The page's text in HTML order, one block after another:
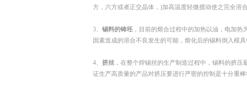
方，六方或者正交晶体，)加高温度轻微搅动使之完全溶合
3、 锡料的铸坯 ，目前的熔合过程中的加热以油，电加
因素造成的溶合不良发生的可能，熔化后的锡料倒入模具
4、 挤丝 ，在整个焊锡丝的生产制造过程中，锡料的挤
证生产高质量的产品对挤压要进行严密的控制是十分重